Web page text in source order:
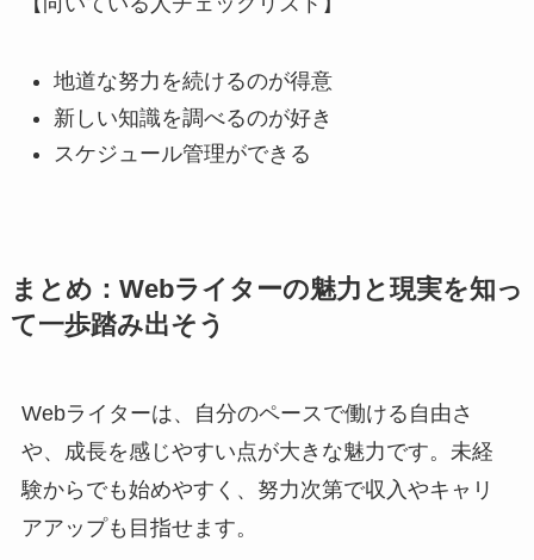
地道な努力を続けるのが得意
新しい知識を調べるのが好き
スケジュール管理ができる
まとめ：Webライターの魅力と現実を知っ
て一歩踏み出そう
Webライターは、自分のペースで働ける自由さ
や、成長を感じやすい点が大きな魅力です。未経
験からでも始めやすく、努力次第で収入やキャリ
アアップも目指せます。